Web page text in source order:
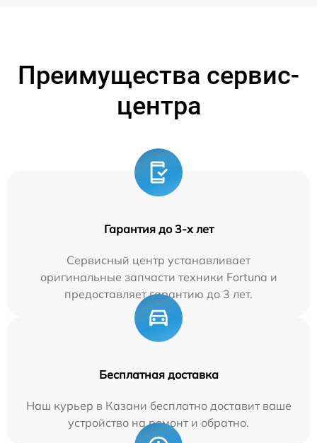
Преимущества сервис-
центра
Гарантия до 3-х лет
Сервисный центр устанавливает
оригинальные запчасти техники Fortuna и
предоставляет гарантию до 3 лет.
Бесплатная доставка
Наш курьер в Казани бесплатно доставит ваше
устройство на ремонт и обратно.